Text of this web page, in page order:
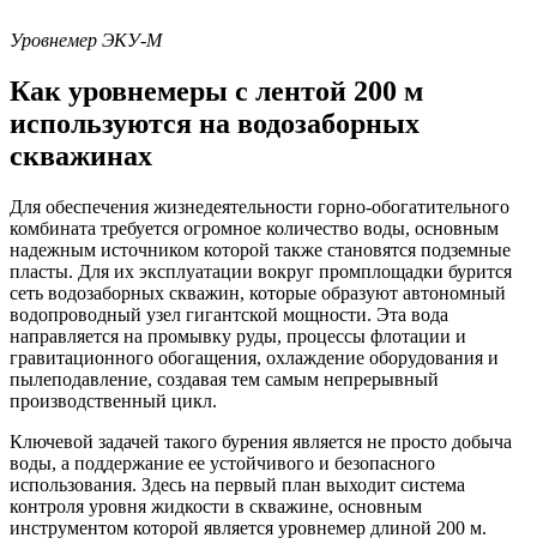
Уровнемер ЭКУ-М
Как уровнемеры с лентой 200 м
используются на водозаборных
скважинах
Для обеспечения жизнедеятельности горно-обогатительного
комбината требуется огромное количество воды, основным
надежным источником которой также становятся подземные
пласты. Для их эксплуатации вокруг промплощадки бурится
сеть водозаборных скважин, которые образуют автономный
водопроводный узел гигантской мощности. Эта вода
направляется на промывку руды, процессы флотации и
гравитационного обогащения, охлаждение оборудования и
пылеподавление, создавая тем самым непрерывный
производственный цикл.
Ключевой задачей такого бурения является не просто добыча
воды, а поддержание ее устойчивого и безопасного
использования. Здесь на первый план выходит система
контроля уровня жидкости в скважине, основным
инструментом которой является уровнемер длиной 200 м.